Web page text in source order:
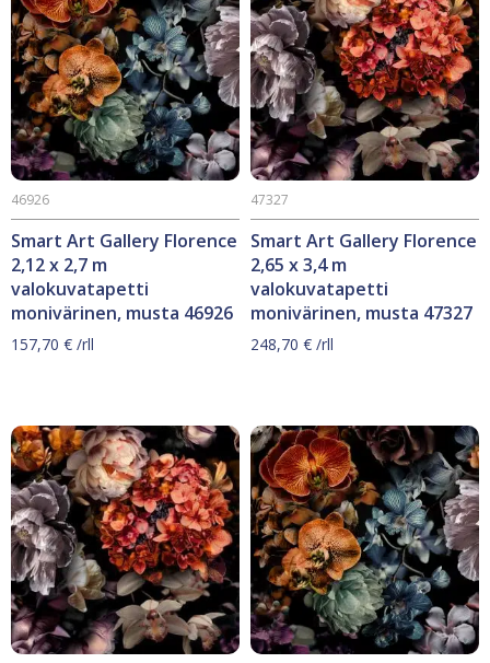
Smart Art Gallery Florence
2,12 x 2,7 m
valokuvatapetti
monivärinen, musta 46926
46926
157,70 € /rll
Smart Art Gallery Florence
2,65 x 3,4 m
valokuvatapetti
monivärinen, musta 47327
47327
248,70 € /rll